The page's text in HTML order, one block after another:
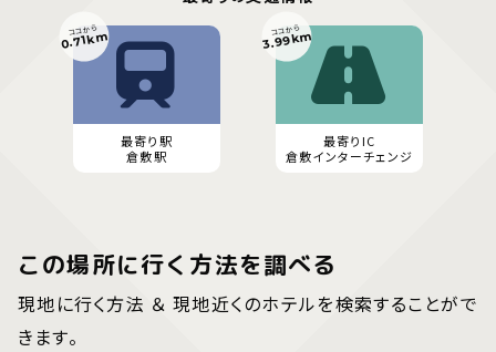
最寄り駅
倉敷駅
ココから
0.71km
最寄りIC
倉敷インターチェンジ
ココから
3.99km
この場所に行く方法を調べる
現地に行く方法 ＆ 現地近くのホテルを検索することがで
きます。